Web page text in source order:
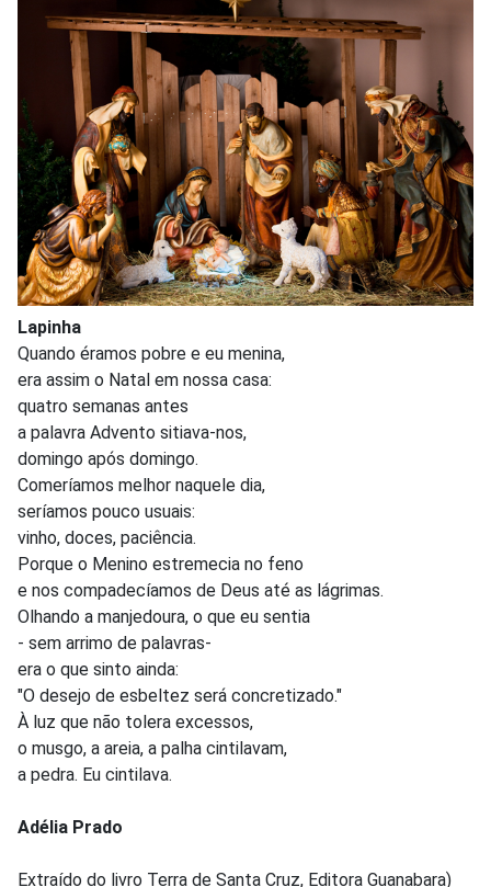
Lapinha
Quando éramos pobre e eu menina,
era assim o Natal em nossa casa:
quatro semanas antes
a palavra Advento sitiava-nos,
domingo após domingo.
Comeríamos melhor naquele dia,
seríamos pouco usuais:
vinho, doces, paciência.
Porque o Menino estremecia no feno
e nos compadecíamos de Deus até as lágrimas.
Olhando a manjedoura, o que eu sentia
- sem arrimo de palavras-
era o que sinto ainda:
"O desejo de esbeltez será concretizado."
À luz que não tolera excessos,
o musgo, a areia, a palha cintilavam,
a pedra. Eu cintilava.
Adélia Prado
Extraído do livro Terra de Santa Cruz, Editora Guanabara)